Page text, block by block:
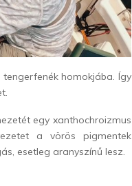
homokjába. Így
egy xanthochroizmus
a vörös pigmentek
esetleg aranyszínű lesz.